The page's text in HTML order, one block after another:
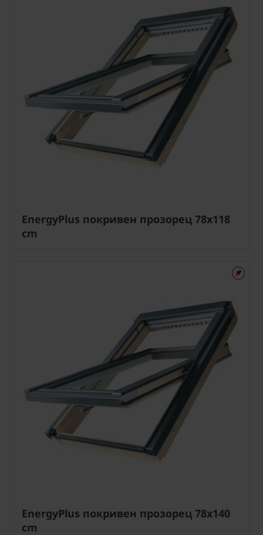
EnergyPlus покривен прозорец 78x118
cm
EnergyPlus покривен прозорец 78x140
cm